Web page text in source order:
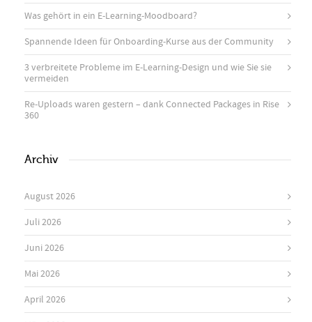
Was gehört in ein E-Learning-Moodboard?
Spannende Ideen für Onboarding-Kurse aus der Community
3 verbreitete Probleme im E-Learning-Design und wie Sie sie
vermeiden
Re-Uploads waren gestern – dank Connected Packages in Rise
360
Archiv
August 2026
Juli 2026
Juni 2026
Mai 2026
April 2026